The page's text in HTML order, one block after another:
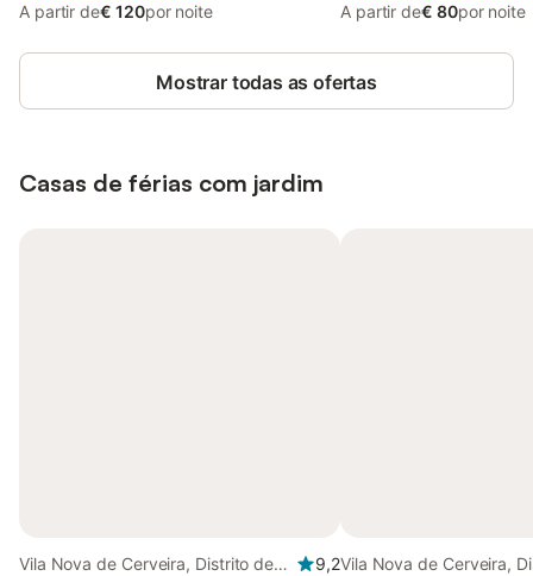
A partir de€ 120por noite
A partir de€ 80por noite
Mostrar todas as ofertas
Casas de férias com jardim
Vila Nova de Cerveira, Distrito de
9,2Vila Nova de Cerveira,